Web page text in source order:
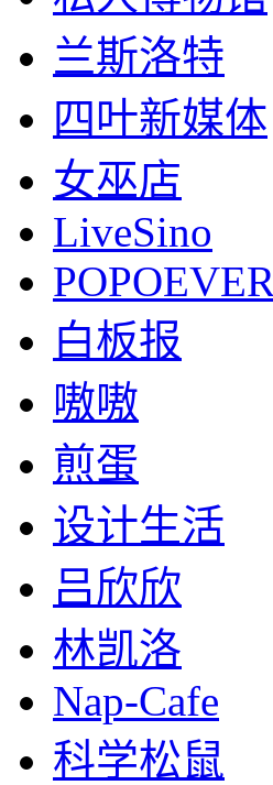
兰斯洛特
四叶新媒体
女巫店
LiveSino
POPOEVER
白板报
嗷嗷
煎蛋
设计生活
吕欣欣
林凯洛
Nap-Cafe
科学松鼠